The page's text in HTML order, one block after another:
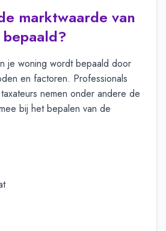
marktwaarde van
je woning wordt bepaald door
en factoren. Professionals
nemen onder andere de
bij het bepalen van de